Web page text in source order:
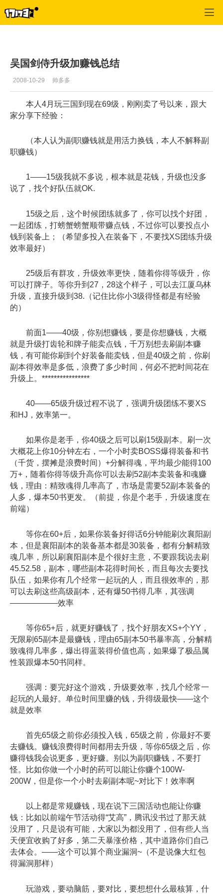
吴国剑侍升级加赚钱总结
2008-10-29 帅多多
本人4月玩三国到现在69级，刚刚卖了号以来，跟大
家分享下经验：
（本人认为副职赚钱就是用活力换钱，本人不解释副
职赚钱）
1——15级我就不多说，根本就是花钱，升级也没多
说了，找个好队伍就OK.
15级之后，这个时候团练就多了，你可以找个好团，
一起团练，打螃蟹螃蟹顺带赚点钱，不过你可以要投点小
钱到装备上；（希望多投入在装备下，不要找XS团练升级
效率最好）
25级后有群攻，升级效率更快，随着你得等级升，你
可以打牌子。等你升到27，28这个样子，可以去江厦乌林
升级，直接升级到38.（记住比你小3级得怪都是有经验
的）
前面1——40级，你别想赚钱，要是你想赚钱，大概
就是升级打齿轮和牌子能卖点钱，千万别想去刷副本赚
钱，有可能你刷到个好装备能卖钱，但是40级之前，你刷
副本得效率是多低，浪费了多少时间，何必不把时间花在
升级上。****************
40——65级升级过程不说了，强调升级团练不要XS
和HJ，效率第一。
如果你是老手，你40级之后可以刷15级副本。刷一次
大概花上你10分钟左右，一个小时卖BOSS爆得装备和书
（千货，摆摊是浪费时间）+分解得魂，平均最少能得100
万+，随着你得等级升高你可以去刷52副本卖装备和魂赚
钱，理由：精致魂得几率高了，市场是需要52副本装备的
人多，爆本50书更发。（前提，你是个老手，升级速度在
前端）
等你在60+后，如果你装备好得话6分钟能刷次襄阳副
本，但是襄阳副本的装备基本都是30装备，都有分解精致
魂几率，所以刷襄阳副本是个很好主意，不要跟我说去刷
45.52.58，副本，哪些副本花得时间长，而且每次去要找
队伍，如果你有几个经常一起玩的人，而且很效率的，那
可以去刷这些高级副本，还有爆50书得几率，其强调
——————效率
等你65+后，就更好赚钱了，找个好朋友XS+个YY，
无限刷65副本是最赚钱，理由65副本50书暴率高，分解精
致魂得几率多，爆出得蓝装得价值也高，如果爆了极品属
性装跟爆本50书同样。
强调：要完好这个游戏，升级要效率，找几个经常一
起玩的人最好。单位时间里赚的钱，升得级最快——这个
就是效率
首先65级之前你必须投入钱，65级之前，你最好不要
去赚钱。赚钱浪费得时间都用去升级，等你65级之后，你
赚得钱我会说更多，更好赚。别以为副职赚钱，不要打
怪。比如你做一个小时的药可以能让你赚个100W-
200W，但是你一个小时去刷副本呢~对比下！效率啊
以上都是常规赚钱，现在说下三国活动也能让你赚
钱：比如以前端午节活动得“艾高”，腾讯没书过了那天就
没用了，只是说有可能，大家以为都没用了，但有些人当
天便宜收购了好多，第二天暴涨价格，其中道路你们自己
去体会。——这个可以算个商业漏洞~（不是说像大红包
得漏洞那样）
玩游戏，要动脑筋，要对比，要想想什么最核算，什